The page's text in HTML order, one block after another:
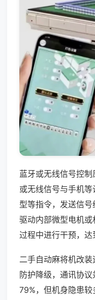
蓝牙或无线信号控
或无线信号与手机
型等指令，发送信
驱动内部微型电机
过程中进行干预，达
二手自动麻将机改装
防护降级，通讯协
79%，但机身隐患